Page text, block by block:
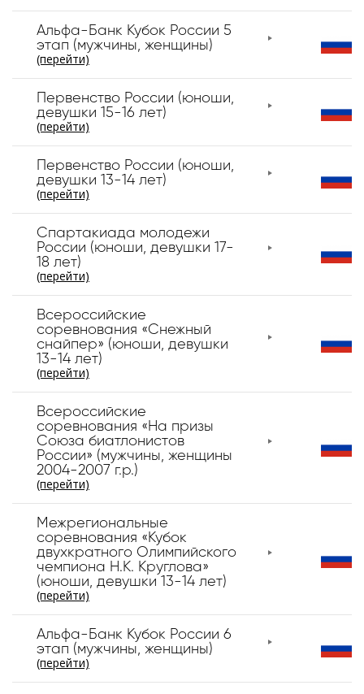
Альфа-Банк Кубок России 5
этап (мужчины, женщины)
(перейти)
Первенство России (юноши,
девушки 15-16 лет)
(перейти)
Первенство России (юноши,
девушки 13-14 лет)
(перейти)
Спартакиада молодежи
России (юноши, девушки 17-
18 лет)
(перейти)
Всероссийские
соревнования «Снежный
снайпер» (юноши, девушки
13-14 лет)
(перейти)
Всероссийские
соревнования «На призы
Союза биатлонистов
России» (мужчины, женщины
2004-2007 г.р.)
(перейти)
Межрегиональные
соревнования «Кубок
двухкратного Олимпийского
чемпиона Н.К. Круглова»
(юноши, девушки 13-14 лет)
(перейти)
Альфа-Банк Кубок России 6
этап (мужчины, женщины)
(перейти)